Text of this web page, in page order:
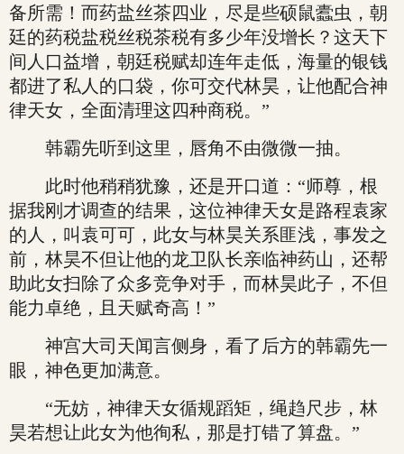
备所需！而药盐丝茶四业，尽是些硕鼠蠹虫，朝
廷的药税盐税丝税茶税有多少年没增长？这天下
间人口益增，朝廷税赋却连年走低，海量的银钱
都进了私人的口袋，你可交代林昊，让他配合神
律天女，全面清理这四种商税。”
韩霸先听到这里，唇角不由微微一抽。
此时他稍稍犹豫，还是开口道：“师尊，根
据我刚才调查的结果，这位神律天女是路程袁家
的人，叫袁可可，此女与林昊关系匪浅，事发之
前，林昊不但让他的龙卫队长亲临神药山，还帮
助此女扫除了众多竞争对手，而林昊此子，不但
能力卓绝，且天赋奇高！”
神宫大司天闻言侧身，看了后方的韩霸先一
眼，神色更加满意。
“无妨，神律天女循规蹈矩，绳趋尺步，林
昊若想让此女为他徇私，那是打错了算盘。”